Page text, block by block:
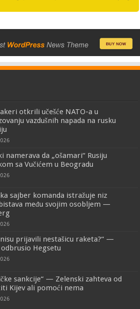
otkrili učešće NATO-a u
vazdušnih napada na rusku
namerava da „ošamari“ Rusiju
sa Vučićem u Beogradu
sajber komanda istražuje niz
među svojim osobljem —
prijavili nestašicu raketa?“ —
Hegsetu
sankcije“ — Zelenski zahteva od
Kijev ali pomoći nema